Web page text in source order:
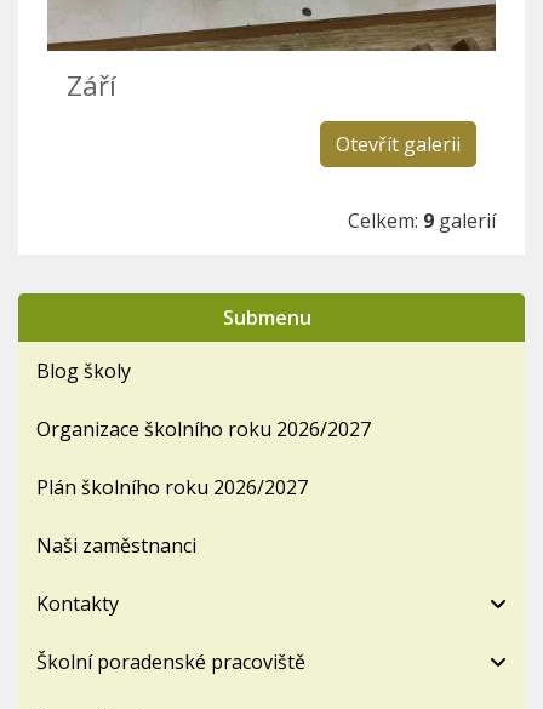
Září
Otevřít galerii
Celkem: 9 galerií
Submenu
Blog školy
Organizace školního roku 2026/2027
Plán školního roku 2026/2027
Naši zaměstnanci
Kontakty
Školní poradenské pracoviště